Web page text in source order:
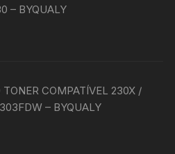
– BYQUALY
COMPATÍVEL 230X /
– BYQUALY